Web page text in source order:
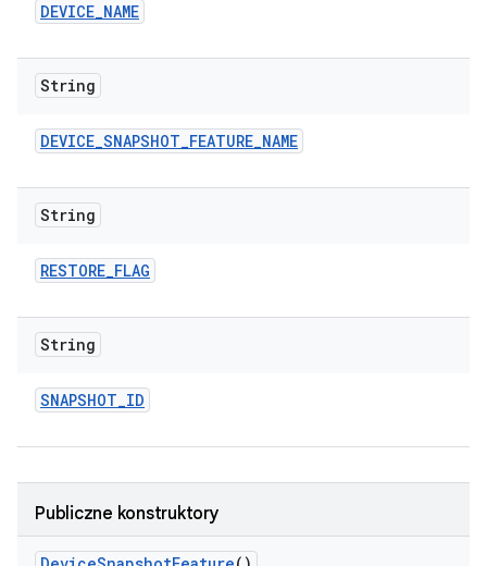
DEVICE_NAME
String
DEVICE_SNAPSHOT_FEATURE_NAME
String
RESTORE_FLAG
String
SNAPSHOT_ID
Publiczne konstruktory